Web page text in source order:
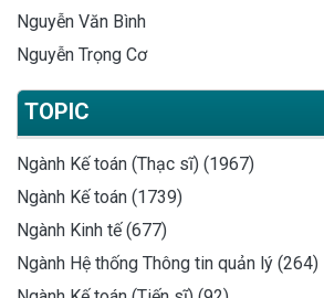
Nguyễn Văn Bình
Nguyễn Trọng Cơ
TOPIC
Ngành Kế toán (Thạc sĩ) (1967)
Ngành Kế toán (1739)
Ngành Kinh tế (677)
Ngành Hệ thống Thông tin quản lý (264)